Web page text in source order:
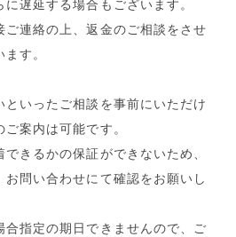
遅延する場合もございます。
連絡の上、返金のご相談をさせ
す。
いったご相談を事前にいただけ
案内は可能です。
きるかの保証ができないため、
問い合わせにて確認をお願いし
指定の期日できませんので、ご